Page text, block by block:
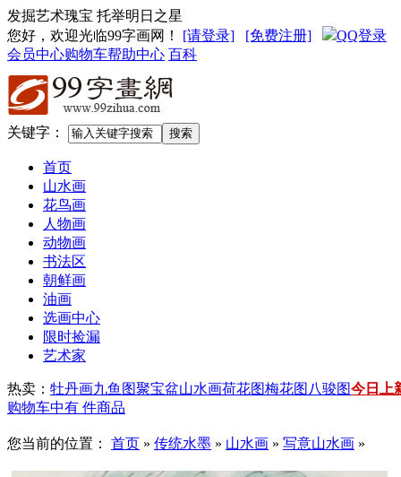
发掘艺术瑰宝 托举明日之星
您好，欢迎光临99字画网 ！ [请登录] [免费注册]
QQ登录
会员中心购物车帮助中心 百科
关键字：
首页
山水画
花鸟画
人物画
动物画
书法区
朝鲜画
油画
选画中心
限时捡漏
艺术家
热卖： 牡丹画九鱼图聚宝盆山水画荷花图梅花图 八骏图今日上
购物车中有 件商品
您当前的位置： 首页 » 传统水墨 » 山水画 » 写意山水画 »